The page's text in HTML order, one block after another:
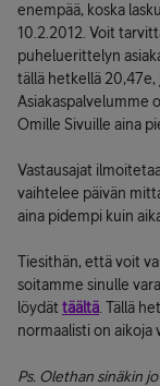
enempää, koska
10.2.2012. Voit
puheluerittelyn
tällä hetkellä 20,47e,
Asiakaspalvelumme
Omille Sivuille aina
Vastausajat
vaihtelee päivän
aina pidempi kuin
Tiesithän, että voit
soitamme sinulle
löydät täältä . Tällä
normaalisti on aikoja
Ps. Olethan sinäkin